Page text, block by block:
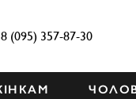
(095) 357-87-30